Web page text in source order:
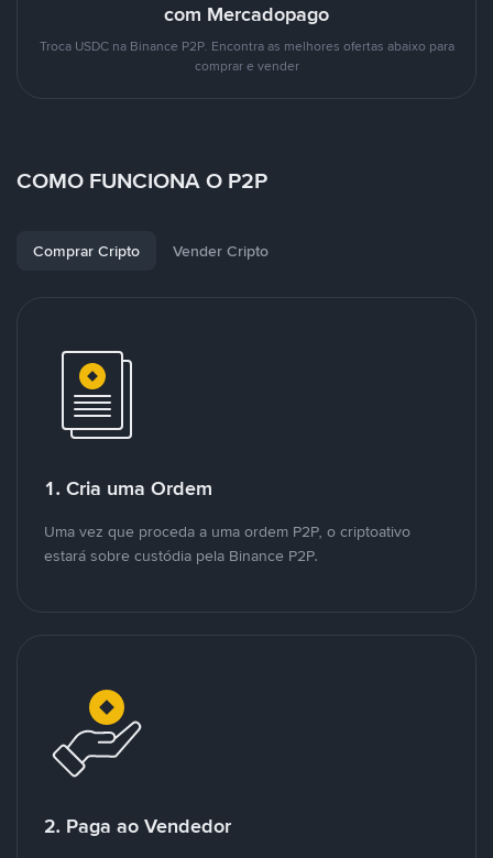
com Mercadopago
Troca USDC na Binance P2P. Encontra as melhores ofertas abaixo para
comprar e vender
COMO FUNCIONA O P2P
Comprar Cripto Vender Cripto
1. Cria uma Ordem
Uma vez que proceda a uma ordem P2P, o criptoativo
estará sobre custódia pela Binance P2P.
2. Paga ao Vendedor